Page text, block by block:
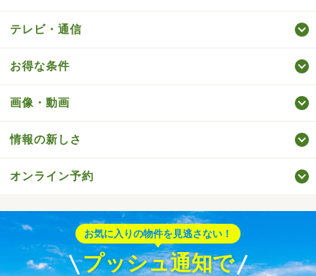
テレビ・通信
お得な条件
画像・動画
情報の新しさ
オンライン予約
お気に入りの物件を見逃さない！
プッシュ通知で